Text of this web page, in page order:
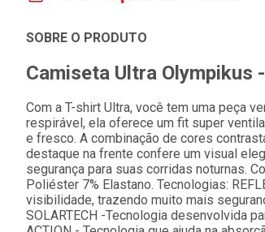
SOBRE O PRODUTO
Camiseta Ultra Olympikus
Com a T-shirt Ultra, você tem uma peça
respirável, ela oferece um fit super
e fresco. A combinação de cores
destaque na frente confere um visual
segurança para suas corridas noturnas.
Poliéster 7% Elastano. Tecnologias:
visibilidade, trazendo muito mais
SOLARTECH -Tecnologia desenvolvida